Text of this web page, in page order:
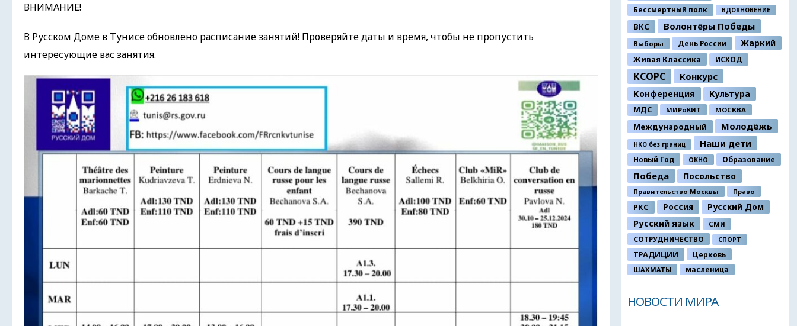
ВНИМАНИЕ!
В Русском Доме в Тунисе обновлено расписание занятий! Проверяйте даты и время, чтобы не пропустить
интересующие вас занятия.
Бессмертный полк ВДОХНОВЕНИЕ
ВКС Волонтёры Победы
Выборы День России Жаркий
Живая Классика ИСХОД
КСОРС Конкурс
Конференция Культура
МДС МИРоКИТ МОСКВА
Международный Молодёжь
НКО без границ Наши дети
Новый Год ОКНО Образование
Победа Посольство
Правительство Москвы Право
РКС Россия
Русский Дом
Русский язык
СМИ
СОТРУДНИЧЕСТВО СПОРТ
ТРАДИЦИИ Церковь
ШАХМАТЫ масленица
НОВОСТИ МИРА